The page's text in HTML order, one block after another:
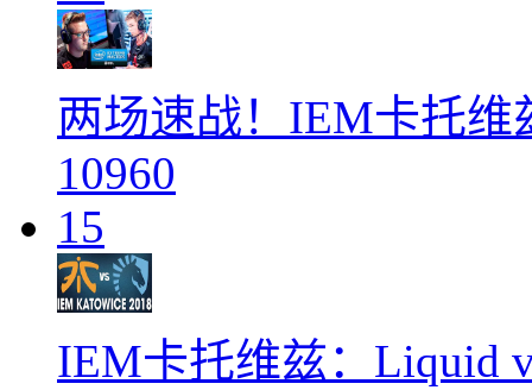
两场速战！IEM卡托维
10960
15
IEM卡托维兹：Liquid